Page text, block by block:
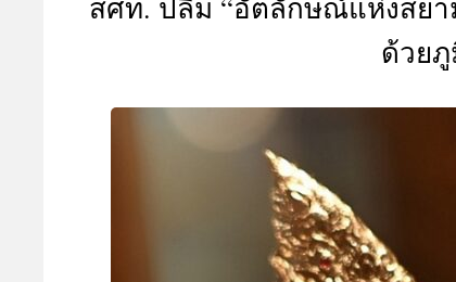
สศท. ปลื้ม “อัตลักษณ์แห่งสยา
ด้วย